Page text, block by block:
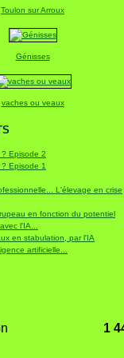
Toulon sur Arroux
Génisses
vaches ou veaux
? Episode 2
Episode 1
L'élevage en crise
en fonction du potentiel
l'IA...
en stabulation, par l'IA
artificielle...
1